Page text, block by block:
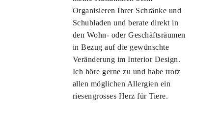
Organisieren Ihrer Schränke und
Schubladen und berate direkt in
den Wohn- oder Geschäftsräumen
in Bezug auf die gewünschte
Veränderung im Interior Design.
Ich höre gerne zu und habe trotz
allen möglichen Allergien ein
riesengrosses Herz für Tiere.